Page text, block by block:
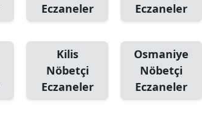
Eczaneler
Eczaneler
Kilis
Nöbetçi
Eczaneler
Osmaniye
Nöbetçi
Eczaneler